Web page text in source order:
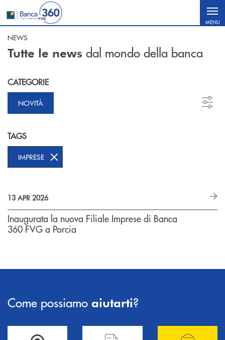
Salta al contenuto principale
MENU
NEWS
Tutte le news dal mondo della banca
CATEGORIE
NOVITÀ
TAGS
IMPRESE
13 APR 2026
Inaugurata la nuova Filiale Imprese di Banca
360 FVG a Porcia
Come possiamo aiutarti?
Accedi all' elenco completo delle filiali .Hai bisogno di informazioni? Contattaci !
Hai bisogno di